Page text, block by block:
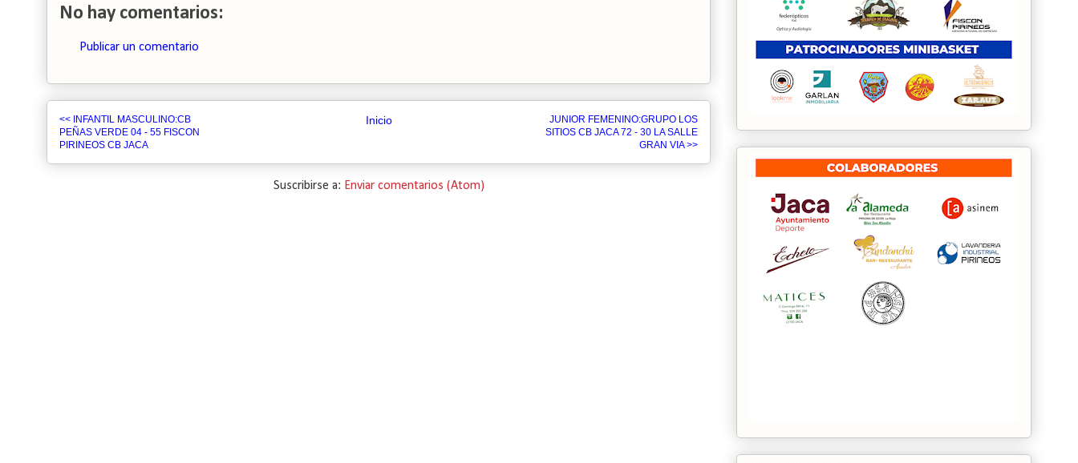
No hay comentarios:
Publicar un comentario
<< INFANTIL MASCULINO:CB
PEÑAS VERDE 04 - 55 FISCON
PIRINEOS CB JACA
JUNIOR FEMENINO:GRUPO LOS
SITIOS CB JACA 72 - 30 LA SALLE
GRAN VIA >>
Inicio
Suscribirse a: Enviar comentarios (Atom)